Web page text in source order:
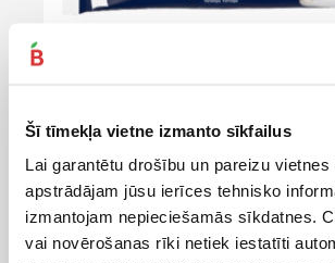
Šī tīmekļa vietne izmanto sīkfailus
Lai garantētu drošību un pareizu vietnes
apstrādājam jūsu ierīces tehnisko
izmantojam nepieciešamās sīkdatnes.
vai novērošanas rīki netiek iestatīti
2
. 35€
6,91€/kg
Pievienot